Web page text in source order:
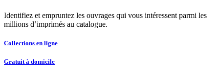
Identifiez et empruntez les ouvrages qui vous intéressent parmi les
millions d’imprimés au catalogue.
Collections en ligne
Gratuit à domicile